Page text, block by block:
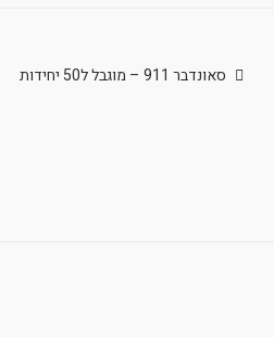
הפוסט
סאונדבר 911 – מוגבל ל50 יחידות